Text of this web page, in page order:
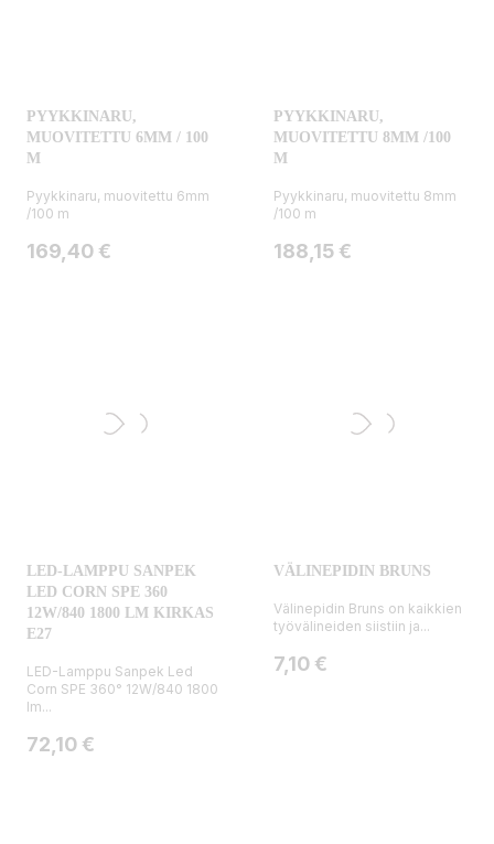
PYYKKINARU,
MUOVITETTU 6MM / 100
M
Pyykkinaru, muovitettu 6mm
/100 m
Hinta
169,40 €
PYYKKINARU,
MUOVITETTU 8MM /100
M
Pyykkinaru, muovitettu 8mm
/100 m
Hinta
188,15 €
LED-LAMPPU SANPEK
LED CORN SPE 360
12W/840 1800 LM KIRKAS
E27
LED-Lamppu Sanpek Led
Corn SPE 360° 12W/840 1800
lm...
Hinta
72,10 €
VÄLINEPIDIN BRUNS
Välinepidin Bruns on kaikkien
työvälineiden siistiin ja...
Hinta
7,10 €